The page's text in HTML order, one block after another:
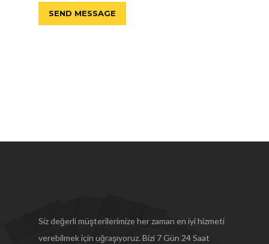
Siz değerli müşterilerimize her zaman en iyi hizmeti
verebilmek için uğraşıyoruz. Bizi 7 Gün 24 Saat